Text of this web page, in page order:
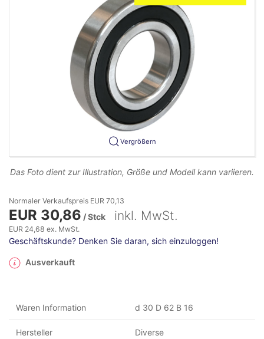
Vergrößern
Das Foto dient zur Illustration, Größe und Modell kann variieren.
Normaler Verkaufspreis EUR 70,13
EUR 30,86 / Stck inkl. MwSt.
EUR 24,68 ex. MwSt.
Geschäftskunde? Denken Sie daran, sich einzuloggen!
Ausverkauft
Waren Information d 30 D 62 B 16
Hersteller Diverse